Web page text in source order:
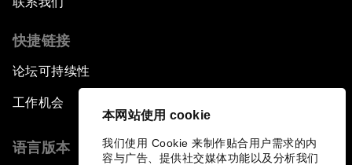
本网站使用 cookie
我们使用 Cookie 来制作贴合用户需求的内
容与广告、提供社交媒体功能以及分析我们
快捷链接
论坛可持续性
工作机会
语言版本